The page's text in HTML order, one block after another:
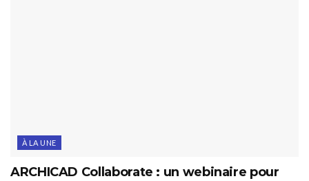
À LA UNE
ARCHICAD Collaborate : un webinaire pour